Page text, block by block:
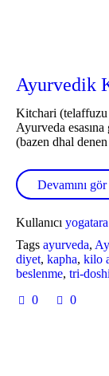
Ayurvedik
Kitchari (telaffuzu
Ayurveda
(bazen dhal
Devamını gör
Kullanıcı yogatara
Tags ayurveda,
diyet, kapha, kilo
beslenme, tri-
0
0